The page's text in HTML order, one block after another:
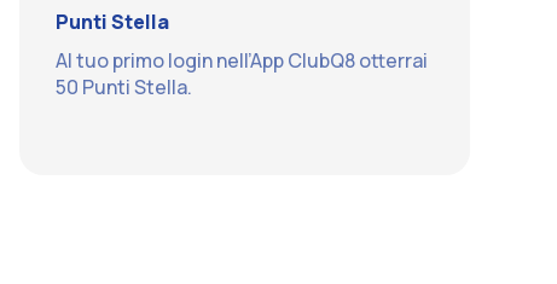
Punti Stella
Al tuo primo login nell’App ClubQ8 otterrai
50 Punti Stella.